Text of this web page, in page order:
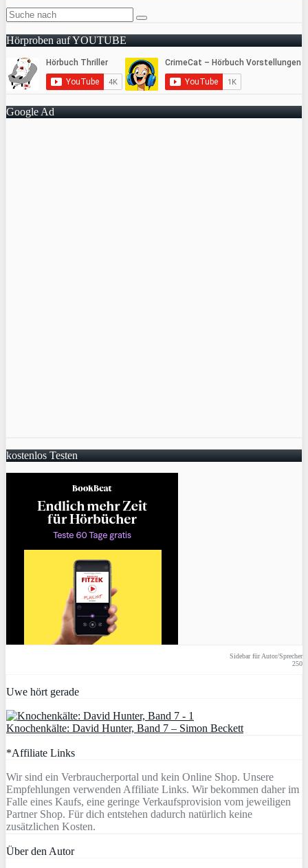
Hörproben auf YOUTUBE
Google Ad
kostenlos Testen
Sidebar für Autor/Sprecher
250
Uwe hört gerade
Knochenkälte: David Hunter, Band 7 – Simon Beckett
*Affiliate Links
Wir sind ein Verbraucherportal und kein Online Shop. Unsere
Empfehlungen verwenden Affiliate Links. Wir bekommen daher im
Falle eines Kaufs, eine geringe Verkaufsprovision vom jeweiligen
Partner Shop. Für dich entstehen dadurch natürlich keine
zusätzlichen Kosten.
Über den Autor